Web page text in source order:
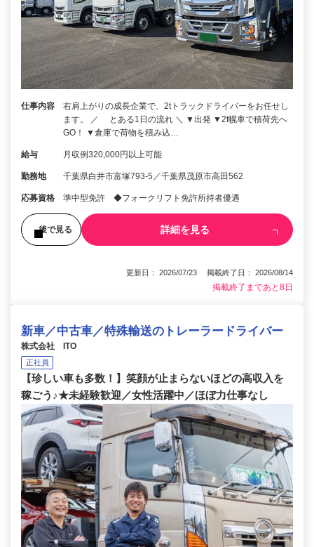
仕事内容
右肩上がりの成長企業で、2tトラックドライバーをお任せし
ます。 ／ とある1日の流れ ＼ ▼出発 ▼2t幌車で積荷先へ
GO！ ▼倉庫で荷物を積み込…
給与 月収例320,000円以上可能
勤務地 千葉県白井市富塚793-5／千葉県茂原市高田562
応募資格 準中型免許 ◆フォークリフト免許所持者優遇
後で見る 詳細を見る
更新日： 2026/07/23 掲載終了日： 2026/08/14
掲載終了まであと8日
新車／中古車／特殊輸送のトレーラードライバー
株式会社 ITO
正社員
【珍しい車も多数！】笑顔が止まらないほどの高収入を
稼ごう♪★未経験歓迎／女性活躍中／ほぼ力仕事なし